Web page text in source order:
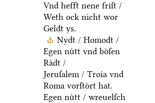
Vnd hefft nene friſt /
Weth ock nicht wor
Geldt ys.
Nydt / Homodt /
Egen nuͤtt vnd boͤſen
Raͤdt /
Jeruſalem / Troia vnd
Roma vorſtoͤrt hat.
Egen nuͤtt / wreuelſch